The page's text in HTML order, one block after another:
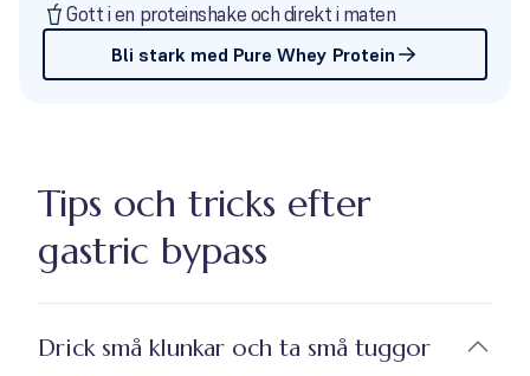
Gott i en proteinshake och direkt i maten
Bli stark med Pure Whey Protein
Tips och tricks efter
gastric bypass
Drick små klunkar och ta små tuggor